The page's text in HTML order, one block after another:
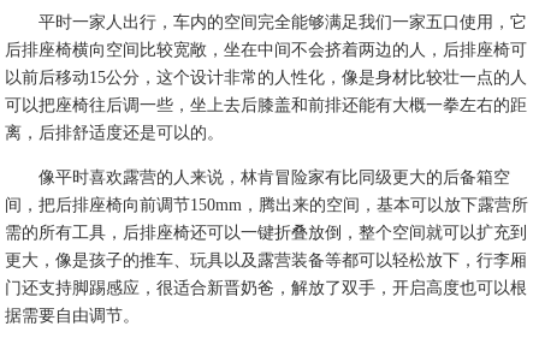
平时一家人出行，车内的空间完全能够满足我们一家五口使用，它
后排座椅横向空间比较宽敞，坐在中间不会挤着两边的人，后排座椅可
以前后移动15公分，这个设计非常的人性化，像是身材比较壮一点的人
可以把座椅往后调一些，坐上去后膝盖和前排还能有大概一拳左右的距
离，后排舒适度还是可以的。
像平时喜欢露营的人来说，林肯冒险家有比同级更大的后备箱空
间，把后排座椅向前调节150mm，腾出来的空间，基本可以放下露营所
需的所有工具，后排座椅还可以一键折叠放倒，整个空间就可以扩充到
更大，像是孩子的推车、玩具以及露营装备等都可以轻松放下，行李厢
门还支持脚踢感应，很适合新晋奶爸，解放了双手，开启高度也可以根
据需要自由调节。